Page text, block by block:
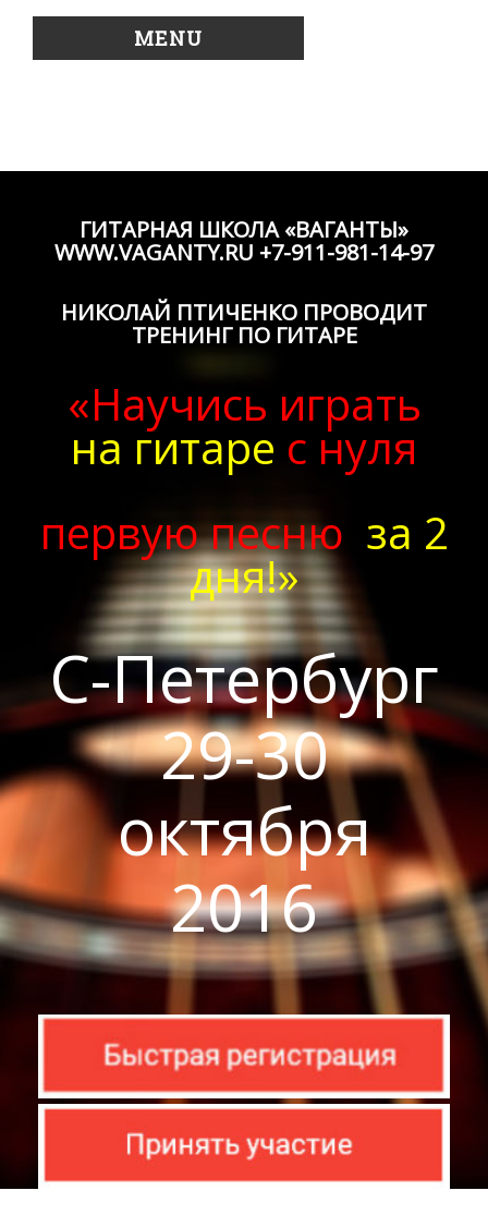
MENU
ГИТАРНАЯ ШКОЛА «ВАГАНТЫ»
WWW.VAGANTY.RU +7-911-981-14-97
НИКОЛАЙ ПТИЧЕНКО ПРОВОДИТ
ТРЕНИНГ ПО ГИТАРЕ
«Научись играть
на гитаре с нуля
первую песню за 2
дня!»
С-Петербург
29-30
октября
2016